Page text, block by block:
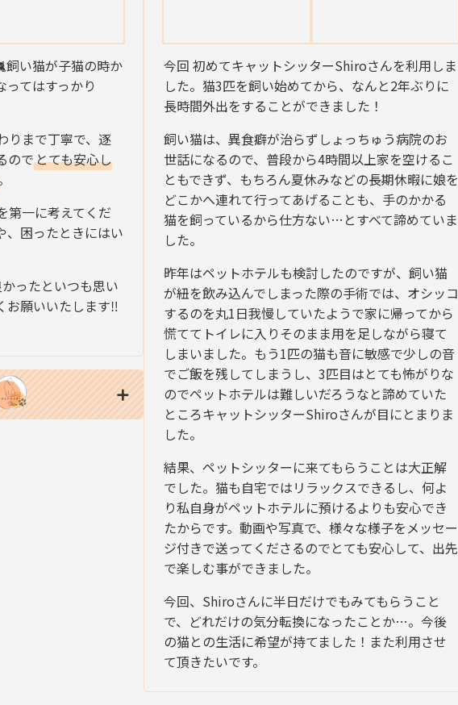
飼い猫が子猫の時か
ってはすっかり
りまで丁寧で、逐
のでとても安心し
第一に考えてくだ
、困ったときにはい
ったといつも思い
お願いいたします‼
今回 初めてキャットシッターShiroさんを利用しま
した。猫3匹を飼い始めてから、なんと2年ぶりに
長時間外出をすることができました！
飼い猫は、異食癖が治らずしょっちゅう病院のお
世話になるので、普段から4時間以上家を空けるこ
ともできず、もちろん夏休みなどの長期休暇に娘を
どこかへ連れて行ってあげることも、手のかかる
猫を飼っているから仕方ない…とすべて諦めていま
した。
昨年はペットホテルも検討したのですが、飼い猫
が紐を飲み込んでしまった際の手術では、オシッコ
するのを丸1日我慢していたようで家に帰ってから
慌ててトイレに入りそのまま用を足しながら寝て
しまいました。もう1匹の猫も音に敏感で少しの音
でご飯を残してしまうし、3匹目はとても怖がりな
のでペットホテルは難しいだろうなと諦めていた
ところキャットシッターShiroさんが目にとまりま
した。
結果、ペットシッターに来てもらうことは大正解
でした。猫も自宅ではリラックスできるし、何よ
り私自身がペットホテルに預けるよりも安心でき
たからです。動画や写真で、様々な様子をメッセー
ジ付きで送ってくださるのでとても安心して、出先
で楽しむ事ができました。
今回、Shiroさんに半日だけでもみてもらうこと
で、どれだけの気分転換になったことか…。今後
の猫との生活に希望が持てました！また利用させ
て頂きたいです。